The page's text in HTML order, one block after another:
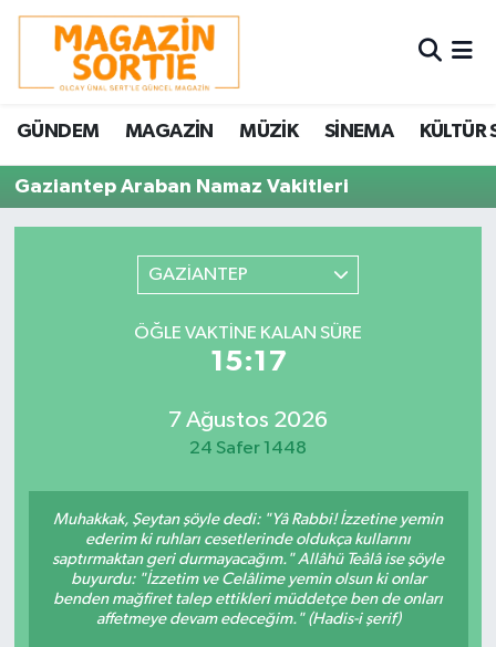
GÜNDEM MAGAZİN MÜZİK SİNEMA KÜLTÜR
Gaziantep Araban Namaz Vakitleri
GAZİANTEP
ÖĞLE VAKTINE KALAN SÜRE
15:17
7 Ağustos 2026
24 Safer 1448
Muhakkak, Şeytan şöyle dedi: "Yâ Rabbi! İzzetine yemin
ederim ki ruhları cesetlerinde oldukça kullarını
saptırmaktan geri durmayacağım." Allâhü Teâlâ ise şöyle
buyurdu: "İzzetim ve Celâlime yemin olsun ki onlar
benden mağfiret talep ettikleri müddetçe ben de onları
affetmeye devam edeceğim." (Hadis-i şerif)
Nöbetçi Eczaneler
Hava Durumu
Trafik Durumu
Süper Lig Puan Durumu ve Fikstür
Son Dakika Haberleri